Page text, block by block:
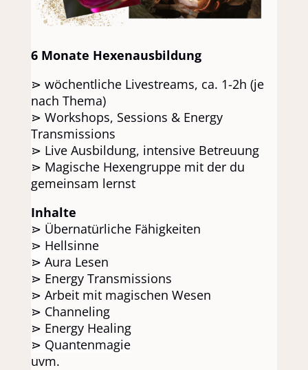
6 Monate Hexenausbildung
⋗ wöchentliche Livestreams, ca. 1-2h (je
nach Thema)
⋗ Workshops, Sessions & Energy
Transmissions
⋗ Live Ausbildung, intensive Betreuung
⋗ Magische Hexengruppe mit der du
gemeinsam lernst
Inhalte
⋗ Übernatürliche Fähigkeiten
⋗ Hellsinne
⋗ Aura Lesen
⋗ Energy Transmissions
⋗ Arbeit mit magischen Wesen
⋗ Channeling
⋗ Energy Healing
⋗ Quantenmagie
uvm.